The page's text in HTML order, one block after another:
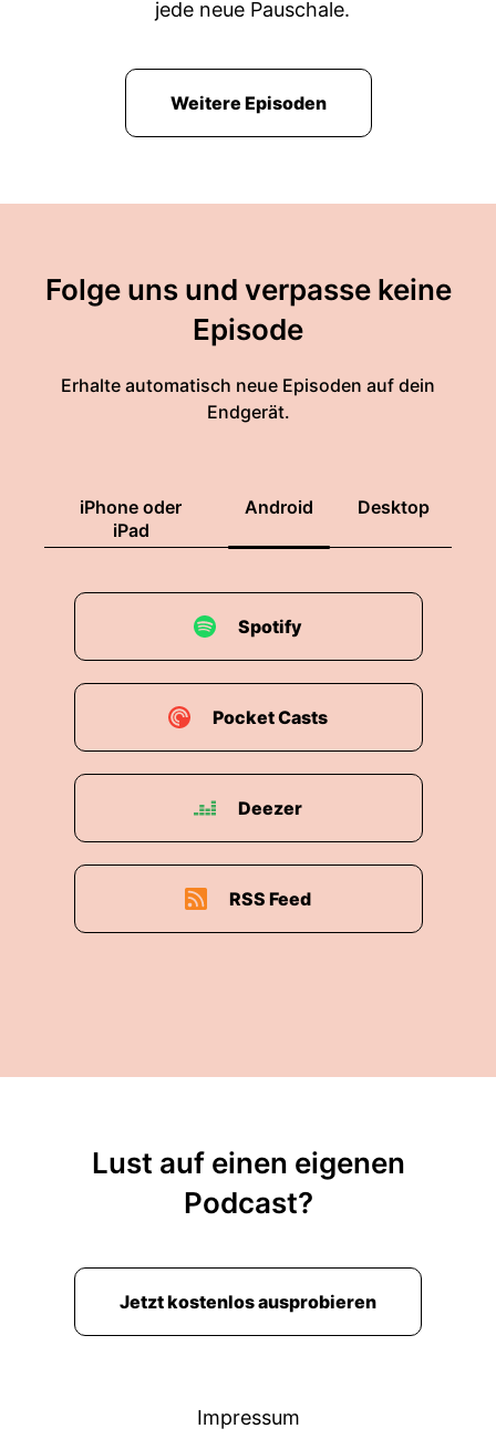
jede neue Pauschale.
Weitere Episoden
Folge uns und verpasse keine
Episode
Erhalte automatisch neue Episoden auf dein
Endgerät.
iPhone oder
iPad
Android Desktop
Spotify
Pocket Casts
Deezer
RSS Feed
Lust auf einen eigenen
Podcast?
Jetzt kostenlos ausprobieren
Impressum